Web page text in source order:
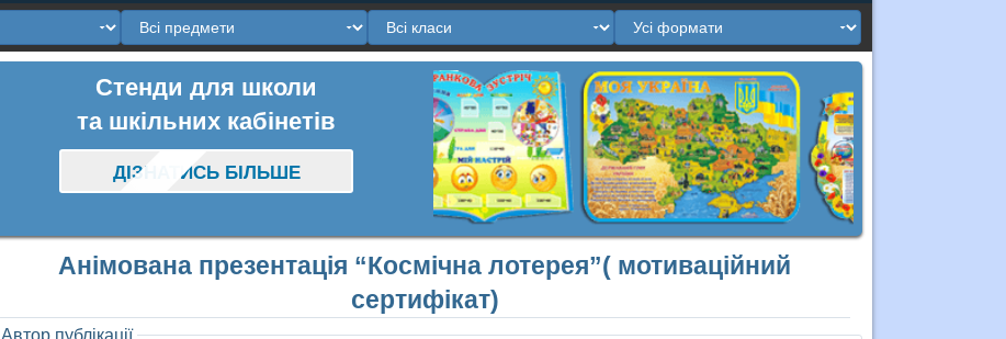
Стенди для школи
та шкільних кабінетів
ДІЗНАТИСЬ БІЛЬШЕ
Анімована презентація “Космічна лотерея”( мотиваційний
сертифікат)
Автор публікації